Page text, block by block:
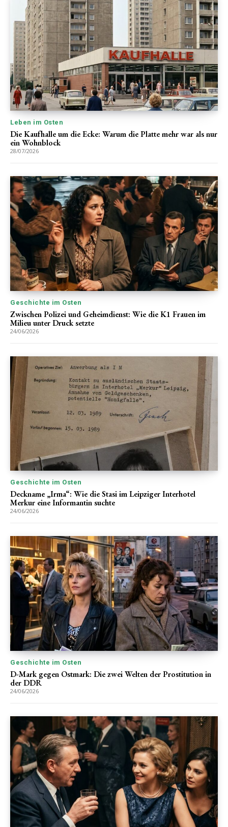
Leben im Osten
Die Kaufhalle um die Ecke: Warum die Platte mehr war als nur
ein Wohnblock
28/07/2026
Geschichte im Osten
Zwischen Polizei und Geheimdienst: Wie die K1 Frauen im
Milieu unter Druck setzte
24/06/2026
Geschichte im Osten
Deckname „Irma“: Wie die Stasi im Leipziger Interhotel
Merkur eine Informantin suchte
24/06/2026
Geschichte im Osten
D-Mark gegen Ostmark: Die zwei Welten der Prostitution in
der DDR
24/06/2026